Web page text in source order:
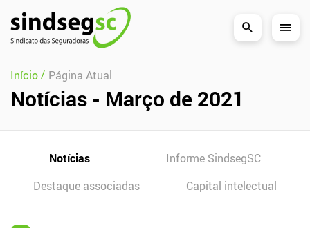
Pular Navegação (s)
Início/ Página Atual
Notícias - Março de 2021
Notícias
Informe SindsegSC
Destaque associadas
Capital intelectual